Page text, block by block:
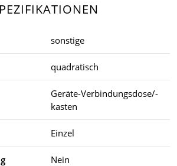
sonstige
quadratisch
Geräte-Verbindungsdose/-
kasten
Einzel
Nein